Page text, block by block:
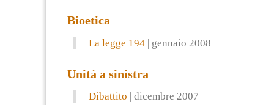
Bioetica
La legge 194 | gennaio 2008
Unità a sinistra
Dibattito | dicembre 2007